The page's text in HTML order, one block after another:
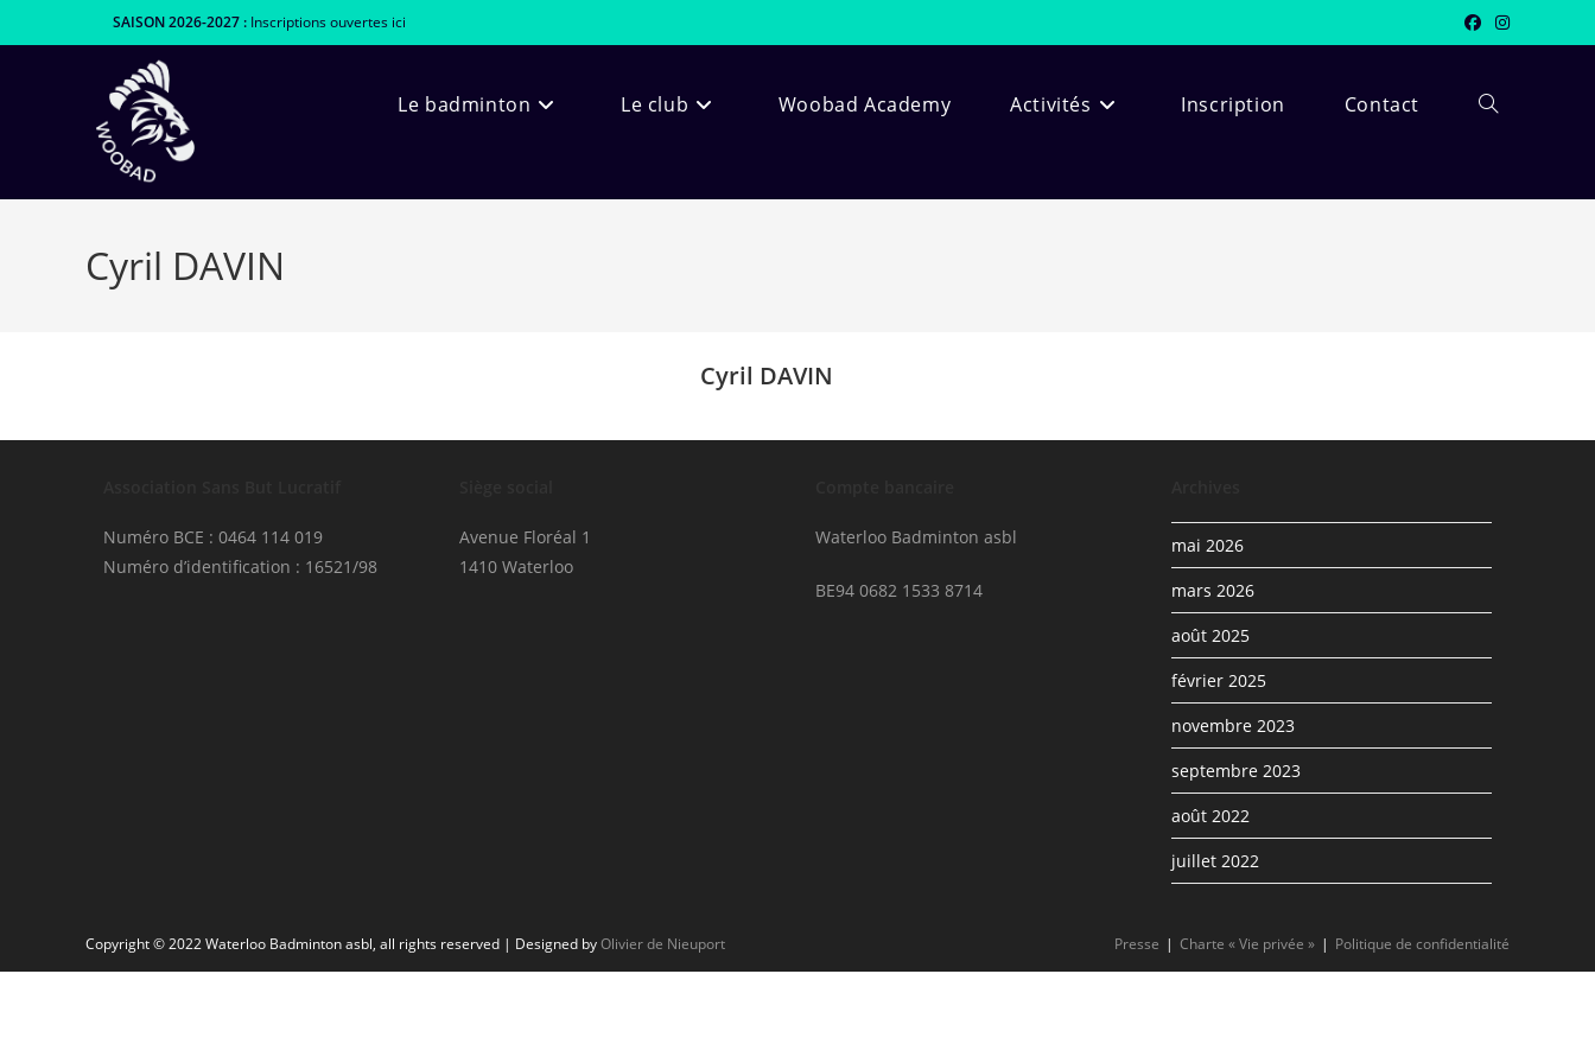
to
SAISON 2026-2027 : Inscriptions ouvertes ici
Le badminton Le club Woobad Academy Activités Inscription Contact Toggle
Cyril DAVIN
Cyril DAVIN
Numéro BCE : 0464 114 019
Numéro d’identification : 16521/98
Avenue Floréal 1
1410 Waterloo
Waterloo Badminton asbl
BE94 0682 1533 8714
mai 2026
mars 2026
août 2025
février 2025
novembre 2023
septembre 2023
août 2022
juillet 2022
Presse Charte « Vie privée » Politique de confidentialité
Copyright © 2022 Waterloo Badminton asbl, all rights reserved | Designed byOlivier de Nieuport